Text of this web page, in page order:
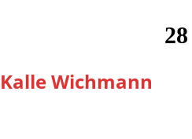
28
Kalle Wichmann